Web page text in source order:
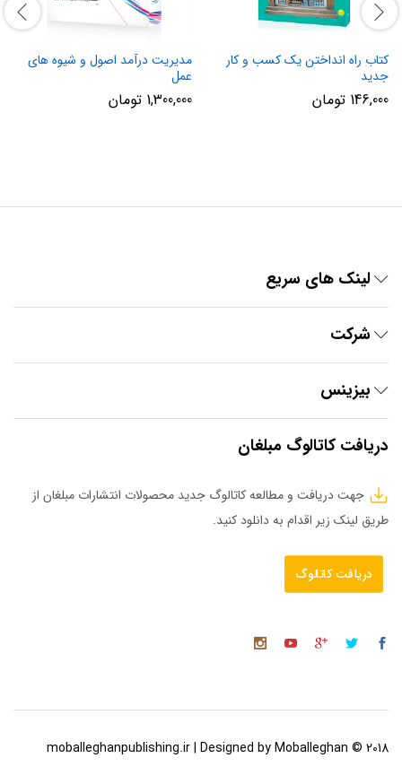
کتاب راه انداختن یک کسب و کار
جدید
146,000 تومان
مدیریت درآمد اصول و شیوه های
عمل
1,300,000 تومان
لینک های سریع
شرکت
بیزینس
دریافت کاتالوگ مبلغان
جهت دریافت و مطالعه کاتالوگ جدید محصولات انتشارات مبلغان از
طریق لینک زیر اقدام به دانلود کنید.
دریافت کاتالوگ
2018 © moballeghanpublishing.ir | Designed by Moballeghan